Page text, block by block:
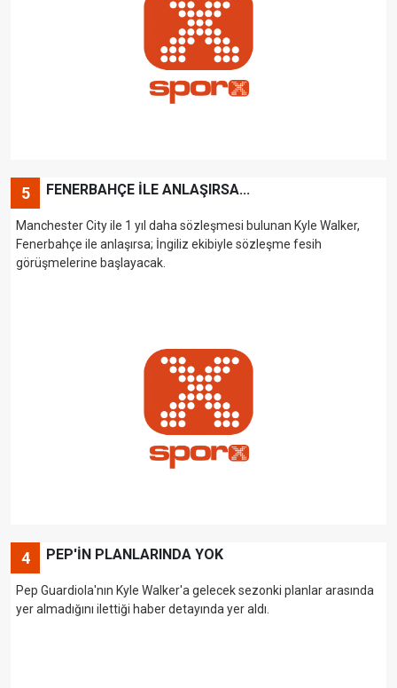
5 FENERBAHÇE İLE ANLAŞIRSA...
Manchester City ile 1 yıl daha sözleşmesi bulunan Kyle Walker,
Fenerbahçe ile anlaşırsa; İngiliz ekibiyle sözleşme fesih
görüşmelerine başlayacak.
4 PEP'İN PLANLARINDA YOK
Pep Guardiola'nın Kyle Walker'a gelecek sezonki planlar arasında
yer almadığını ilettiği haber detayında yer aldı.